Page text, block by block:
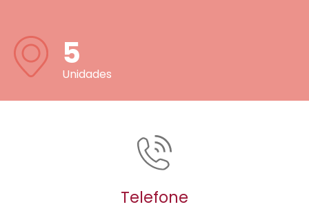
5
Unidades
Telefone